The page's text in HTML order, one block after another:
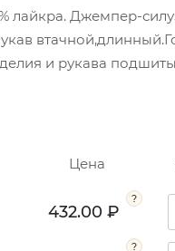
лайкра. Джемпер-
и рукава
Цена
432.00 ₽